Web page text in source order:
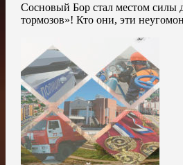
Сосновый Бор стал местом силы
тормозов»! Кто они, эти